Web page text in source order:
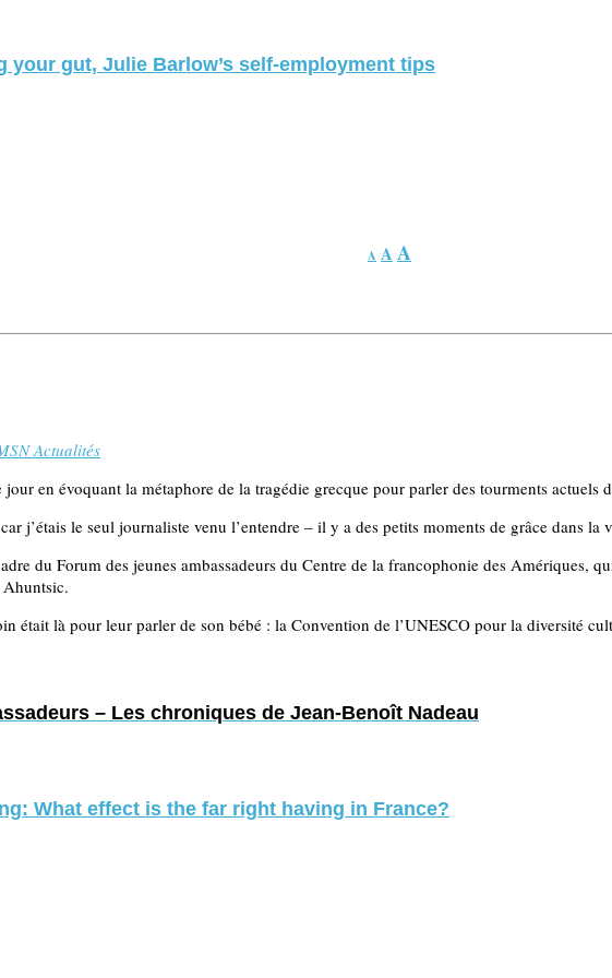
your gut, Julie Barlow’s self-employment tips
A AA
Actualités
en évoquant la métaphore de la tragédie grecque pour parler des tourments actuels
j’étais le seul journaliste venu l’entendre – il y a des petits moments de grâce dans la
du Forum des jeunes ambassadeurs du Centre de la francophonie des Amériques,
était là pour leur parler de son bébé : la Convention de l’UNESCO pour la diversité
– Les chroniques de Jean-Benoît Nadeau
What effect is the far right having in France?